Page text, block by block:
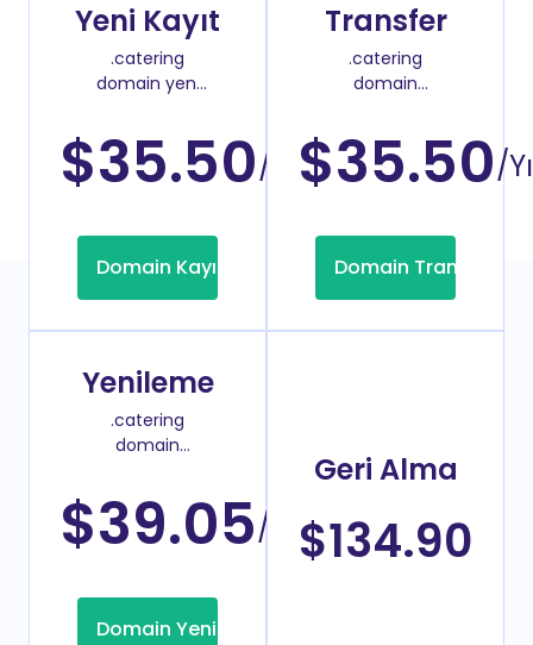
Yeni Kayıt
.catering
domain yeni
$35.50/Yıl
Domain Kayıt
Transfer
.catering
domain
$35.50/
Domain Transfer
Yenileme
.catering
domain
fiyatı
$39.05/Yıl
Domain Yenileme
Geri Alma
$134.90